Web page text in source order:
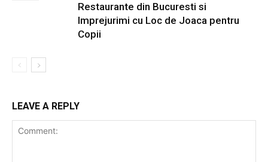
Restaurante din Bucuresti si
Imprejurimi cu Loc de Joaca pentru
Copii
LEAVE A REPLY